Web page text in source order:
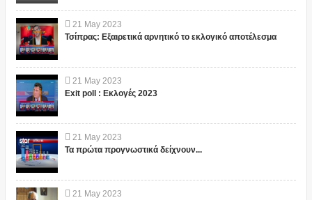
21 May 2023
Τσίπρας: Εξαιρετικά αρνητικό το εκλογικό αποτέλεσμα
21 May 2023
Exit poll : Εκλογές 2023
21 May 2023
Τα πρώτα προγνωστικά δείχνουν...
21 May 2023